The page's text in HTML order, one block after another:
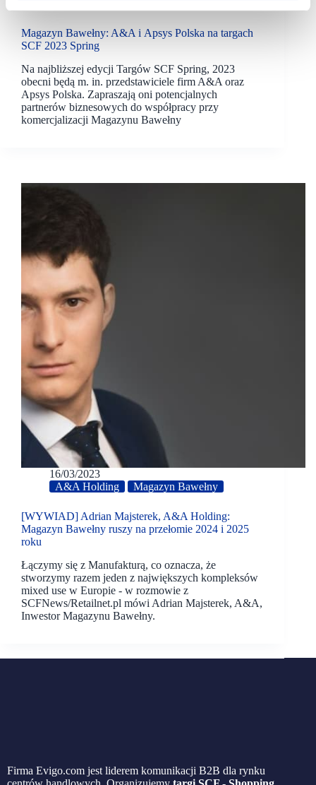
A&A Holding
Magazyn Bawełny
Magazyn Bawełny: A&A i Apsys Polska na targach
SCF 2023 Spring
Na najbliższej edycji Targów SCF Spring, 2023
obecni będą m. in. przedstawiciele firm A&A oraz
Apsys Polska. Zapraszają oni potencjalnych
partnerów biznesowych do współpracy przy
komercjalizacji Magazynu Bawełny
16/03/2023
A&A Holding
Magazyn Bawełny
[WYWIAD] Adrian Majsterek, A&A Holding:
Magazyn Bawełny ruszy na przełomie 2024 i 2025
roku
Łączymy się z Manufakturą, co oznacza, że
stworzymy razem jeden z największych kompleksów
mixed use w Europie - w rozmowie z
SCFNews/Retailnet.pl mówi Adrian Majsterek, A&A,
Inwestor Magazynu Bawełny.
Firma Evigo.com jest liderem komunikacji B2B dla rynku